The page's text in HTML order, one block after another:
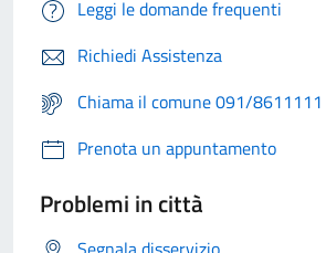
Leggi le domande frequenti
Richiedi Assistenza
Chiama il comune 091/8611111
Prenota un appuntamento
Problemi in città